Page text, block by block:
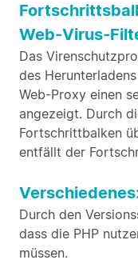
Web-Virus-
Das
des
Web-Proxy einen
angezeigt. Durch
Fortschrittbalken
entfällt der
Durch den
dass die PHP
müssen.